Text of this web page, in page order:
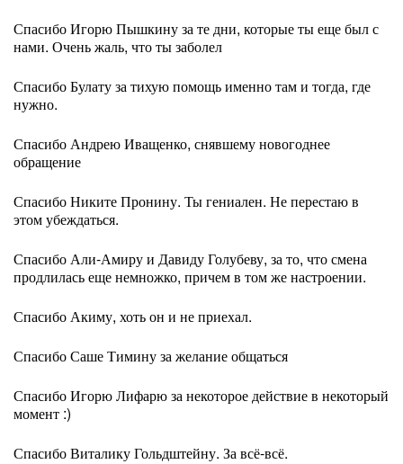
Спасибо Игорю Пышкину за те дни, которые ты еще был с
нами. Очень жаль, что ты заболел
Спасибо Булату за тихую помощь именно там и тогда, где
нужно.
Спасибо Андрею Иващенко, снявшему новогоднее
обращение
Спасибо Никите Пронину. Ты гениален. Не перестаю в
этом убеждаться.
Спасибо Али-Амиру и Давиду Голубеву, за то, что смена
продлилась еще немножко, причем в том же настроении.
Спасибо Акиму, хоть он и не приехал.
Спасибо Саше Тимину за желание общаться
Спасибо Игорю Лифарю за некоторое действие в некоторый
момент :)
Спасибо Виталику Гольдштейну. За всё-всё.